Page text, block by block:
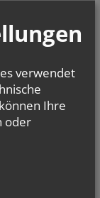
verwendet
Ihre
oder